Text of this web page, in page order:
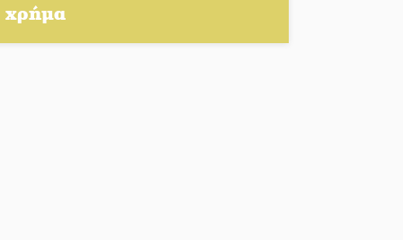
για τους Κοκκινοραχίτες
χρήμα